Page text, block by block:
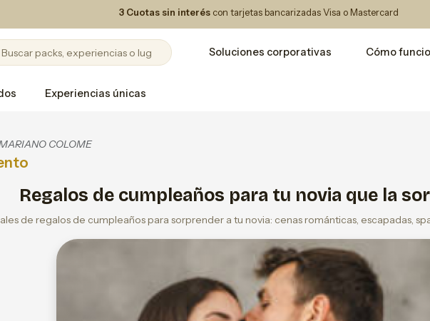
3 Cuotas sin interés con tarjetas bancarizadas Visa o Mastercard
Soluciones corporativas Cómo
Experiencias únicas
COLOME
Regalos de cumpleaños para tu novia que la
de regalos de cumpleaños para sorprender a tu novia: cenas románticas, escapadas,